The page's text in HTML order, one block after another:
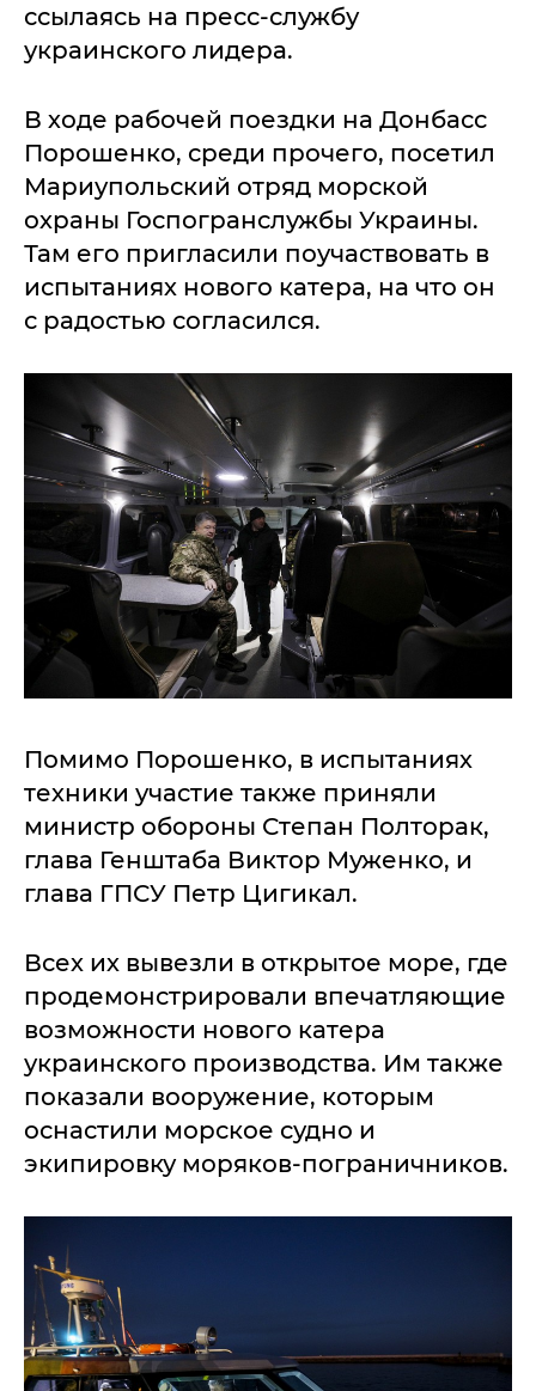
ссылаясь на пресс-службу
украинского лидера.
В ходе рабочей поездки на Донбасс
Порошенко, среди прочего, посетил
Мариупольский отряд морской
охраны Госпогранслужбы Украины.
Там его пригласили поучаствовать в
испытаниях нового катера, на что он
с радостью согласился.
Помимо Порошенко, в испытаниях
техники участие также приняли
министр обороны Степан Полторак,
глава Генштаба Виктор Муженко, и
глава ГПСУ Петр Цигикал.
Всех их вывезли в открытое море, где
продемонстрировали впечатляющие
возможности нового катера
украинского производства. Им также
показали вооружение, которым
оснастили морское судно и
экипировку моряков-пограничников.